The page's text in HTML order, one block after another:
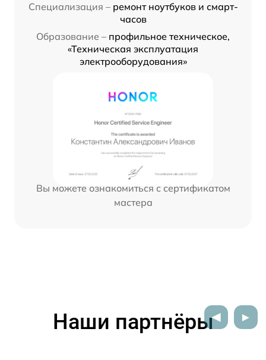
Специализация – ремонт ноутбуков и смарт-
часов
Образование – профильное техническое,
«Техническая эксплуатация
электрооборудования»
Вы можете ознакомиться с сертификатом
мастера
Наши партнёры